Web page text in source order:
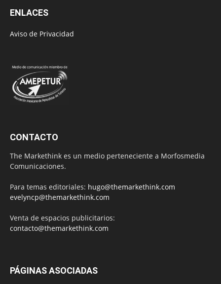
ENLACES
Aviso de Privacidad
CONTACTO
The Markethink es un medio perteneciente a Morfosmedia
Comunicaciones.
Para temas editoriales: hugo@themarkethink.com
evelyncp@themarkethink.com
Venta de espacios publicitarios:
contacto@themarkethink.com
PÁGINAS ASOCIADAS